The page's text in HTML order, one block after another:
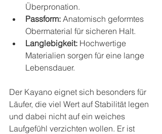
Überpronation.
Passform: Anatomisch geformtes
Obermaterial für sicheren Halt.
Langlebigkeit: Hochwertige
Materialien sorgen für eine lange
Lebensdauer.
Der Kayano eignet sich besonders für
Läufer, die viel Wert auf Stabilität legen
und dabei nicht auf ein weiches
Laufgefühl verzichten wollen. Er ist